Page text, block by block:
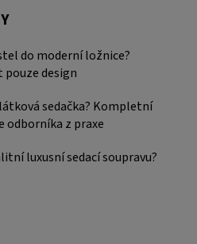
do moderní ložnice?
pouze design
sedačka? Kompletní
odborníka z praxe
luxusní sedací soupravu?